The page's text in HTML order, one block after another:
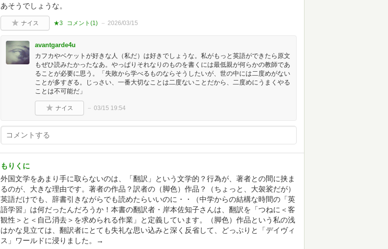
あそうでしょうな。
ナイス ★3 コメント(1) 2026/03/15
avantgarde4u
カフカやベケットが好きな人（私だ）は好きでしょうな。私がもっと英語ができたら原文
もぜひ読みたかったなあ。やっぱりそれなりのものを書くには最低親が何らかの教師であ
ることが必要に思う。「失敗から学べるものならそうしたいが、世の中には二度めがない
ことが多すぎる。じっさい、一番大切なことは二度ないことだから、二度めにうまくやる
ことは不可能だ」
ナイス 03/15 19:54
もりくに
外国文学をあまり手に取らないのは、「翻訳」という文学的？行為が、著者との間に挟ま
るのが、大きな理由です。著者の作品？訳者の（脚色）作品？（ちょっと、大袈裟だが）
英語だけでも、辞書引きながらでも読めたらいいのに・・（中学からの結構な時間の「英
語学習」は何だったんだろうか！本書の翻訳者・岸本佐知子さんは、翻訳を「つねに＜客
観性＞と＜自己消去＞を求められる作業」と定義しています。（脚色）作品という私の浅
はかな見立ては、翻訳者にとても失礼な思い込みと深く反省して、どっぷりと「デイヴィ
ス」ワールドに浸りました。→